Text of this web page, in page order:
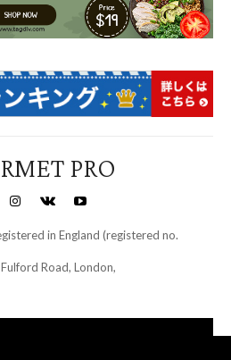
PRO
in England (registered no.
Road, London,